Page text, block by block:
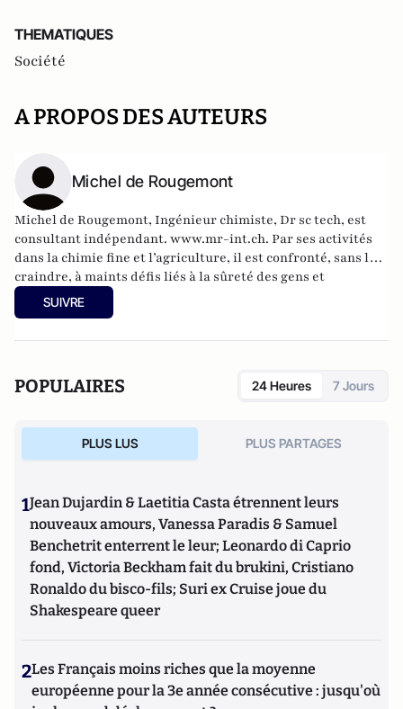
THEMATIQUES
Société
A PROPOS DES AUTEURS
Michel de Rougemont
Michel de Rougemont, Ingénieur chimiste, Dr sc tech, est
consultant indépendant. www.mr-int.ch. Par ses activités
dans la chimie fine et l’agriculture, il est confronté, sans les
craindre, à maints défis liés à la sûreté des gens et
l’environnement. Son essai intitulé “Réarmer la raison. De
l’écologie raisonnée à la politique raisonnable” est en vente
site sur le climat climate.mr.int.ch et un autre site sur le
int.ch.
SUIVRE
POPULAIRES 24 Heures 7 Jours
PLUS LUS PLUS PARTAGES
1Jean Dujardin & Laetitia Casta étrennent leurs
nouveaux amours, Vanessa Paradis & Samuel
Benchetrit enterrent le leur; Leonardo di Caprio
fond, Victoria Beckham fait du brukini, Cristiano
Ronaldo du bisco-fils; Suri ex Cruise joue du
Shakespeare queer
2Les Français moins riches que la moyenne
européenne pour la 3e année consécutive : jusqu'où